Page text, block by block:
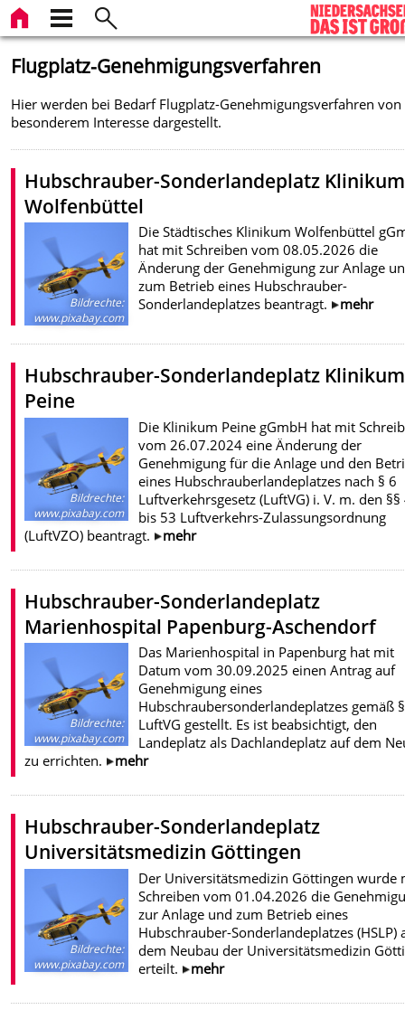
Flugplatz-Genehmigungsverfahren
Hier werden bei Bedarf Flugplatz-Genehmigungsverfahren von
besonderem Interesse dargestellt.
Hubschrauber-Sonderlandeplatz Klinikum
Wolfenbüttel
Bildrechte:
www.pixabay.com
Die Städtisches Klinikum Wolfenbüttel
hat mit Schreiben vom 08.05.2026 die
Änderung der Genehmigung zur Anlage
zum Betrieb eines Hubschrauber-
Sonderlandeplatzes beantragt.
mehr
Hubschrauber-Sonderlandeplatz Klinikum
Peine
Bildrechte:
www.pixabay.com
Die Klinikum Peine gGmbH hat mit
vom 26.07.2024 eine Änderung der
Genehmigung für die Anlage und den
eines Hubschrauberlandeplatzes nach § 6
Luftverkehrsgesetz (LuftVG) i. V. m. den §§
bis 53 Luftverkehrs-Zulassungsordnung
(LuftVZO) beantragt.
mehr
Hubschrauber-Sonderlandeplatz
Marienhospital Papenburg-Aschendorf
Bildrechte:
www.pixabay.com
Das Marienhospital in Papenburg hat mit
Datum vom 30.09.2025 einen Antrag auf
Genehmigung eines
Hubschraubersonderlandeplatzes gemäß
LuftVG gestellt. Es ist beabsichtigt, den
Landeplatz als Dachlandeplatz auf dem
zu errichten.
mehr
Hubschrauber-Sonderlandeplatz
Universitätsmedizin Göttingen
Bildrechte:
www.pixabay.com
Der Universitätsmedizin Göttingen wurde
Schreiben vom 01.04.2026 die
zur Anlage und zum Betrieb eines
Hubschrauber-Sonderlandeplatzes (HSLP)
dem Neubau der Universitätsmedizin
erteilt.
mehr